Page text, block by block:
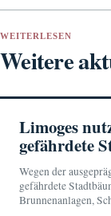
WEITERLESEN
Weitere
Limoges
gefährdete
Wegen der
gefährdete
Brunnenanlagen,